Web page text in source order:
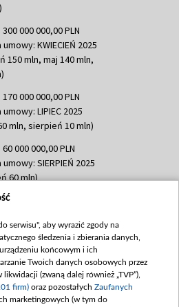
000 000,00 PLN
KWIECIEŃ 2025
150 mln, maj 140 mln,
000 000,00 PLN
LIPIEC 2025
mln, sierpień 10 mln)
000 000,00 PLN
SIERPIEŃ 2025
60 mln)
783 051,21 PLN
100 mln, październik 350
mln)
862 000,00 PLN
GRUDZIEŃ 2025
60,548 mln)
serwisu", aby wyrazić zgody na
śledzenia i zbierania danych,
końcowym i ich
Twoich danych osobowych przez
(zwaną dalej również „TVP”),
firm) oraz pozostałych Zaufanych
marketingowych (w tym do